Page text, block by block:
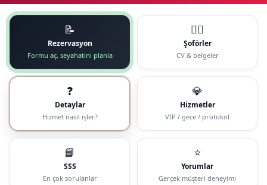
📝
Rezervasyon
Formu aç, seyahatini planla
🧑‍✈️
Şoförler
CV & belgeler
❓
Detaylar
Hizmet nasıl işler?
💎
Hizmetler
VIP / gece / protokol
📘
SSS
En çok sorulanlar
⭐
Yorumlar
Gerçek müşteri deneyimi